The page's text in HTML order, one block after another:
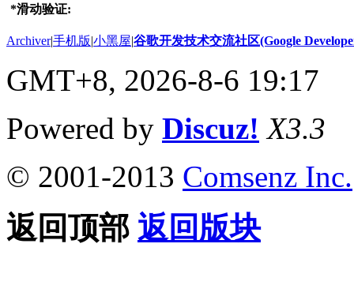
*滑动验证:
Archiver|手机版|小黑屋|谷歌开发技术交流社区(Google
GMT+8, 2026-8-6 19:17
Powered by Discuz! X3.3
© 2001-2013 Comsenz Inc.
返回顶部 返回版块